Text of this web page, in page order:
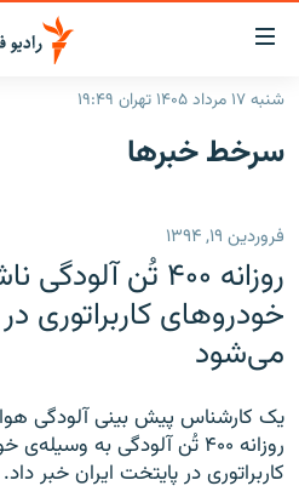
لینک‌های
قابلیت
دسترسی
بازگشت
اصلی
رفتن
صفحه
جستجو
ایران
رادیو
انتخاب کنید و بشنوید
برنامه‌های رادیویی
پادکست
چندرسانه‌ای
گزارش‌های ویدئویی
English
شنبه ۱۷ مرداد ۱۴۰۵ تهران ۱۹:۴۹
سرخط‌ خبرها
فروردین ۱۹, ۱۳۹۴
روزانه ۴۰۰ تُن
خودروهای کاربراتوری
می‌شود
یک کارشناس پیش بینی آلودگی هوا
روزانه ۴۰۰ تُن آلودگی به
کاربراتوری در پایتخت ایران خبر داد.